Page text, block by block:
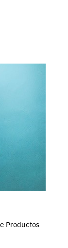
Productos